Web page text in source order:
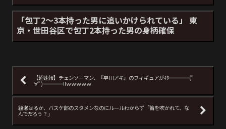
「包丁2～3本持った男に追いかけられている」 東
京・世田谷区で包丁2本持った男の身柄確保
【超速報】チェンソーマン、『早川アキ』のフィギュアがｷﾀ━━━━(ﾟ
∀ﾟ)━━━━!!ｗｗｗｗｗ
綾瀬はるか、バスケ部のスタメンなのにルールわからず「笛を吹かれて、な
んでだろう？」